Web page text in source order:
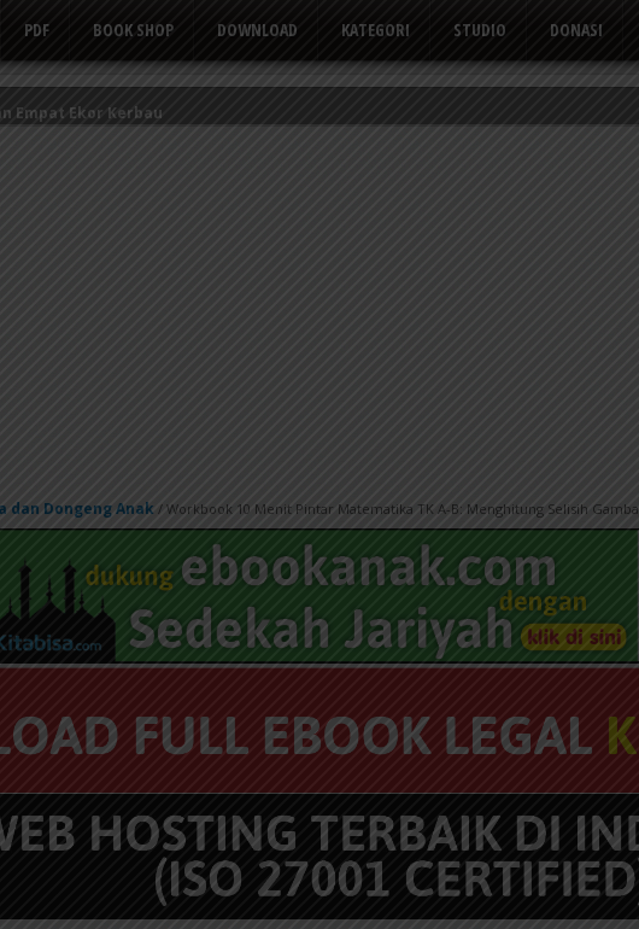
PDF BOOK SHOP DOWNLOAD KATEGORI STUDIO DONASI
Empat Ekor Kerbau
dan Dongeng Anak / Workbook 10 Menit Pintar Matematika TK A-B: Menghitung Selisih